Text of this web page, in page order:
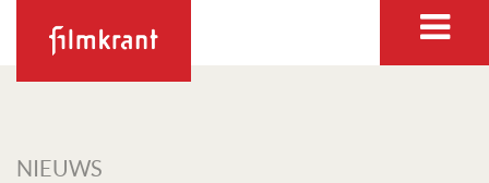
NIEUWS